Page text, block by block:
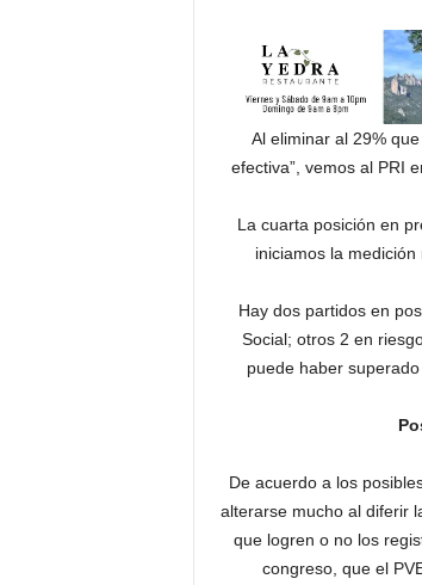
Al eliminar al 29%
efectiva”, vemos al PRI
La cuarta posición en
iniciamos la
Hay dos partidos en
Social; otros 2 en
puede haber
De acuerdo a los
alterarse mucho al diferir
que logren o no los
congreso, que el